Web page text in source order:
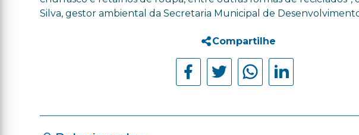
Silva, gestor ambiental da Secretaria Municipal de
Compartilhe